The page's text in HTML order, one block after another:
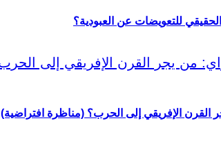
للتعويضات عن العبودية؟
القرن الإفريقي إلى الحرب؟ (مناظرة افتراضية)